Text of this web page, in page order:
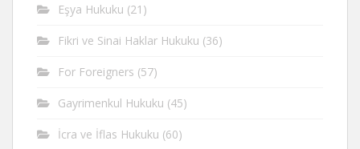
Eşya Hukuku (21)
Fikri ve Sinai Haklar Hukuku (36)
For Foreigners (57)
Gayrimenkul Hukuku (45)
İcra ve İflas Hukuku (60)